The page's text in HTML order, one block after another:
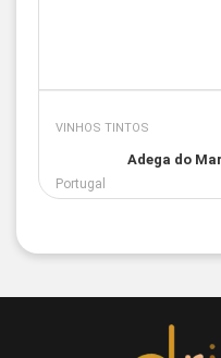
VINHOS TINTOS
Adega do
Portugal